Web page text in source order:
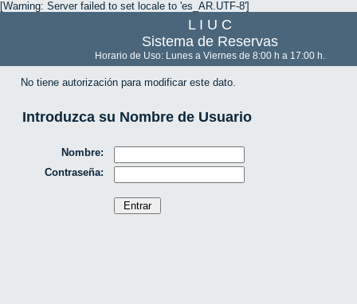
[Warning: Server failed to set locale to 'es_AR.UTF-8']
L I U C
Sistema de Reservas
Horario de Uso: Lunes a Viernes de 8:00 h a 17:00 h.
No tiene autorización para modificar este dato.
Introduzca su Nombre de Usuario
Nombre:
Contraseña: